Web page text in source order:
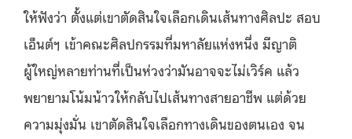
ให้ฟังว่า ตั้งแต่เขาตัดสินใจเลือกเดินเส้นทางศิลปะ สอบ
เอ็นต์ฯ เข้าคณะศิลปกรรมที่มหาลัยแห่งหนึ่ง มีญาติ
ผู้ใหญ่หลายท่านที่เป็นห่วงว่ามันอาจจะไม่เวิร์ค แล้ว
พยายามโน้มน้าวให้กลับไปเส้นทางสายอาชีพ แต่ด้วย
ความมุ่งมั่น เขาตัดสินใจเลือกทางเดินของตนเอง จน